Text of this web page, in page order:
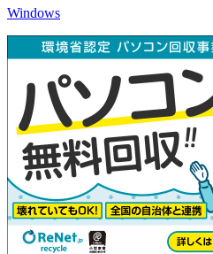
Windows